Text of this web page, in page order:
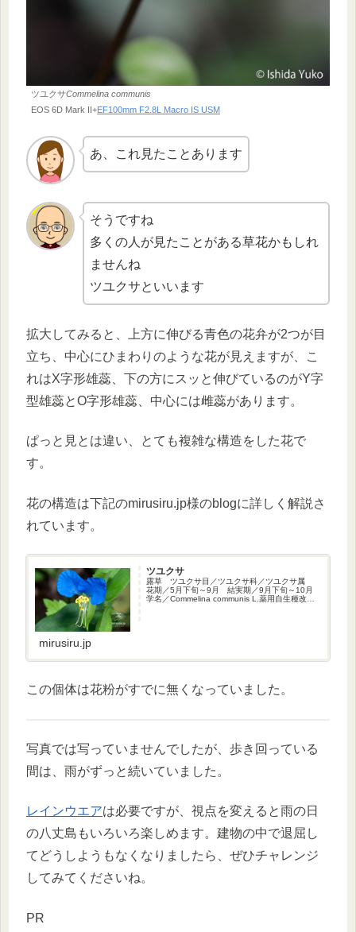
ツユクサCommelina communis
EOS 6D Mark II+EF100mm F2.8L Macro IS USM
あ、これ見たことあります
そうですね
多くの人が見たことがある草花かもしれ
ませんね
ツユクサといいます
拡大してみると、上方に伸びる青色の花弁が2つが目
立ち、中心にひまわりのような花が見えますが、こ
れはX字形雄蕊、下の方にスッと伸びているのがY字
型雄蕊とO字形雄蕊、中心には雌蕊があります。
ぱっと見とは違い、とても複雑な構造をした花で
す。
花の構造は下記のmirusiru.jp様のblogに詳しく解説さ
れています。
ツユクサ
露草 ツユクサ目／ツユクサ科／ツユクサ属
花期／5月下旬～9月 結実期／9月下旬～10月
学名／Commelina communis L.薬用自生種改良
mirusiru.jp
この個体は花粉がすでに無くなっていました。
写真では写っていませんでしたが、歩き回っている
間は、雨がずっと続いていました。
レインウエアは必要ですが、視点を変えると雨の日
の八丈島もいろいろ楽しめます。建物の中で退屈し
てどうしようもなくなりましたら、ぜひチャレンジ
してみてくださいね。
PR